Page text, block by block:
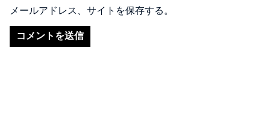
メールアドレス、サイトを保存する。